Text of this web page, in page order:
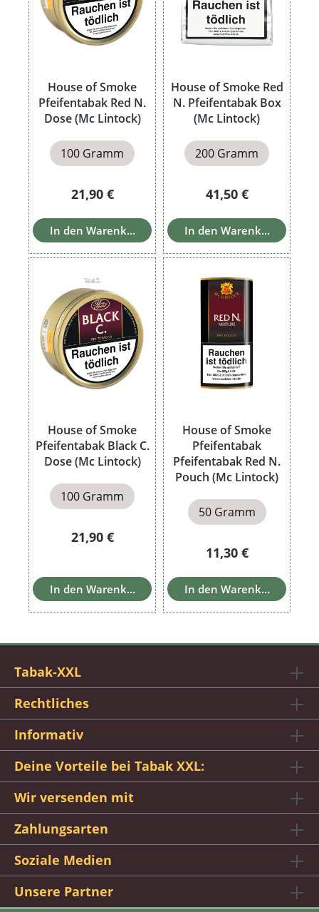
House of Smoke
Pfeifentabak Red N.
Dose (Mc Lintock)
100 Gramm
Regulärer Preis:
21,90 €
In den Warenkorb
House of Smoke Red
N. Pfeifentabak Box
(Mc Lintock)
200 Gramm
Regulärer Preis:
41,50 €
In den Warenkorb
House of Smoke
Pfeifentabak Black C.
Dose (Mc Lintock)
100 Gramm
Regulärer Preis:
21,90 €
In den Warenkorb
House of Smoke
Pfeifentabak
Pfeifentabak Red N.
Pouch (Mc Lintock)
50 Gramm
Regulärer Preis:
11,30 €
In den Warenkorb
Tabak-XXL
Rechtliches
Informativ
Deine Vorteile bei Tabak XXL:
Wir versenden mit
Zahlungsarten
Soziale Medien
Unsere Partner